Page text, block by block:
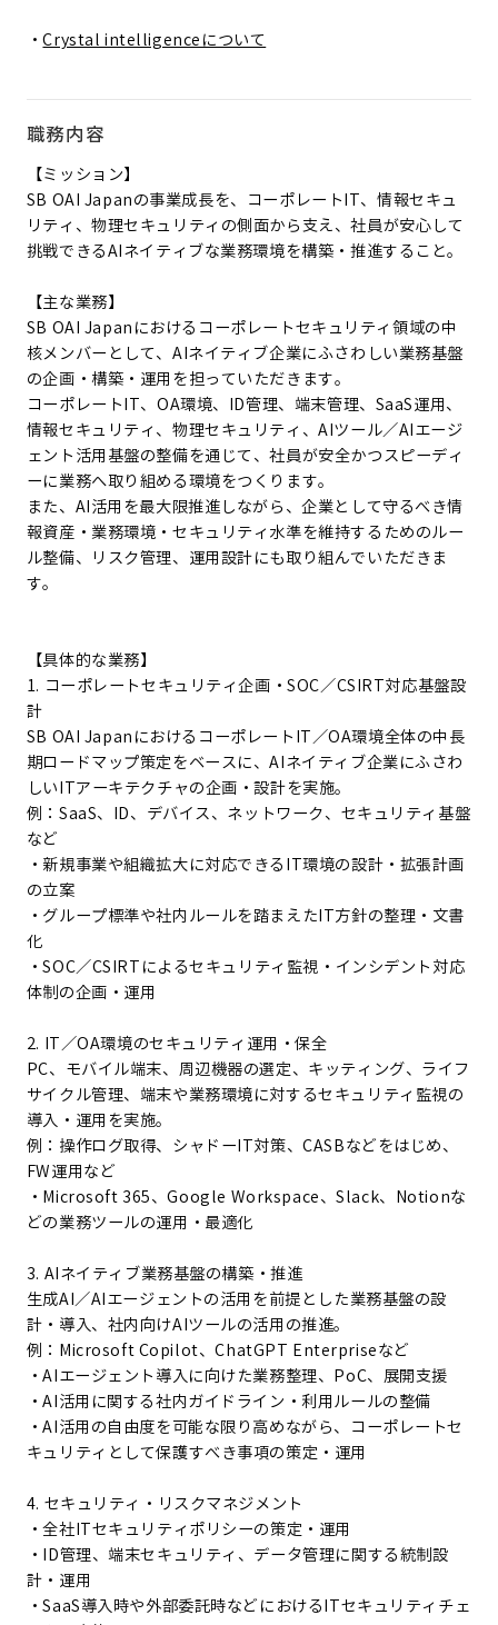
・Crystal intelligenceについて
職務内容
【ミッション】
SB OAI Japanの事業成長を、コーポレートIT、情報セキュ
リティ、物理セキュリティの側面から支え、社員が安心して
挑戦できるAIネイティブな業務環境を構築・推進すること。
【主な業務】
SB OAI Japanにおけるコーポレートセキュリティ領域の中
核メンバーとして、AIネイティブ企業にふさわしい業務基盤
の企画・構築・運用を担っていただきます。
コーポレートIT、OA環境、ID管理、端末管理、SaaS運用、
情報セキュリティ、物理セキュリティ、AIツール／AIエージ
ェント活用基盤の整備を通じて、社員が安全かつスピーディ
ーに業務へ取り組める環境をつくります。
また、AI活用を最大限推進しながら、企業として守るべき情
報資産・業務環境・セキュリティ水準を維持するためのルー
ル整備、リスク管理、運用設計にも取り組んでいただきま
す。
【具体的な業務】
1. コーポレートセキュリティ企画・SOC／CSIRT対応基盤設
計
SB OAI JapanにおけるコーポレートIT／OA環境全体の中長
期ロードマップ策定をベースに、AIネイティブ企業にふさわ
しいITアーキテクチャの企画・設計を実施。
例：SaaS、ID、デバイス、ネットワーク、セキュリティ基盤
など
・新規事業や組織拡大に対応できるIT環境の設計・拡張計画
の立案
・グループ標準や社内ルールを踏まえたIT方針の整理・文書
化
・SOC／CSIRTによるセキュリティ監視・インシデント対応
体制の企画・運用
2. IT／OA環境のセキュリティ運用・保全
PC、モバイル端末、周辺機器の選定、キッティング、ライフ
サイクル管理、端末や業務環境に対するセキュリティ監視の
導入・運用を実施。
例：操作ログ取得、シャドーIT対策、CASBなどをはじめ、
FW運用など
・Microsoft 365、Google Workspace、Slack、Notionな
どの業務ツールの運用・最適化
3. AIネイティブ業務基盤の構築・推進
生成AI／AIエージェントの活用を前提とした業務基盤の設
計・導入、社内向けAIツールの活用の推進。
例：Microsoft Copilot、ChatGPT Enterpriseなど
・AIエージェント導入に向けた業務整理、PoC、展開支援
・AI活用に関する社内ガイドライン・利用ルールの整備
・AI活用の自由度を可能な限り高めながら、コーポレートセ
キュリティとして保護すべき事項の策定・運用
4. セキュリティ・リスクマネジメント
・全社ITセキュリティポリシーの策定・運用
・ID管理、端末セキュリティ、データ管理に関する統制設
計・運用
・SaaS導入時や外部委託時などにおけるITセキュリティチェ